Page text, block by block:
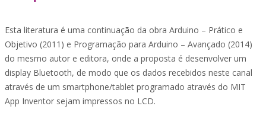
Esta literatura é uma continuação da obra Arduino – Prático e
Objetivo (2011) e Programação para Arduino – Avançado (2014)
do mesmo autor e editora, onde a proposta é desenvolver um
display Bluetooth, de modo que os dados recebidos neste canal
através de um smartphone/tablet programado através do MIT
App Inventor sejam impressos no LCD.